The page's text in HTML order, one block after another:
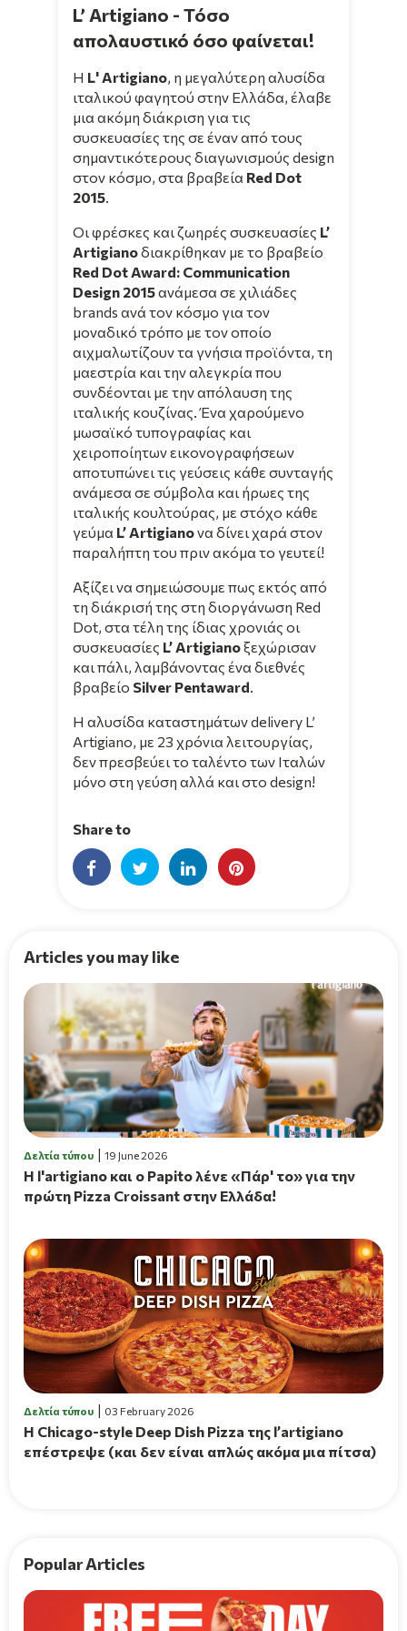
L’ Artigiano - Τόσο
απολαυστικό όσο φαίνεται!
Η L' Artigiano, η μεγαλύτερη αλυσίδα
ιταλικού φαγητού στην Ελλάδα, έλαβε
μια ακόμη διάκριση για τις
συσκευασίες της σε έναν από τους
σημαντικότερους διαγωνισμούς design
στον κόσμο, στα βραβεία Red Dot
2015.
Οι φρέσκες και ζωηρές συσκευασίες L’
Artigianoδιακρίθηκαν με το βραβείο
Red Dot Award: Communication
Design 2015ανάμεσα σε χιλιάδες
brands ανά τον κόσμο για τον
μοναδικό τρόπο με τον οποίο
αιχμαλωτίζουν τα γνήσια προϊόντα, τη
μαεστρία και την αλεγκρία που
συνδέονται με την απόλαυση της
ιταλικής κουζίνας. Ένα χαρούμενο
μωσαϊκό τυπογραφίας και
χειροποίητων εικονογραφήσεων
αποτυπώνει τις γεύσεις κάθε συνταγής
ανάμεσα σε σύμβολα και ήρωες της
ιταλικής κουλτούρας, με στόχο κάθε
γεύμα L’ Artigianoνα δίνει χαρά στον
παραλήπτη του πριν ακόμα το γευτεί!
Αξίζει να σημειώσουμε πως εκτός από
τη διάκρισή της στη διοργάνωση Red
Dot, στα τέλη της ίδιας χρονιάς οι
συσκευασίες L’ Artigianoξεχώρισαν
και πάλι, λαμβάνοντας ένα διεθνές
βραβείο Silver Pentaward.
Η αλυσίδα καταστημάτων delivery L’
Artigiano, με 23 χρόνια λειτουργίας,
δεν πρεσβεύει το ταλέντο των Ιταλών
μόνο στη γεύση αλλά και στο design!
Share to
Articles you may like
Δελτία τύπου 19 June 2026
H l'artigiano και ο Papito λένε «Πάρ' το» για την
πρώτη Pizza Croissant στην Ελλάδα!
Δελτία τύπου 03 February 2026
Η Chicago-style Deep Dish Pizza της l’artigiano
επέστρεψε (και δεν είναι απλώς ακόμα μια πίτσα)
Popular Articles